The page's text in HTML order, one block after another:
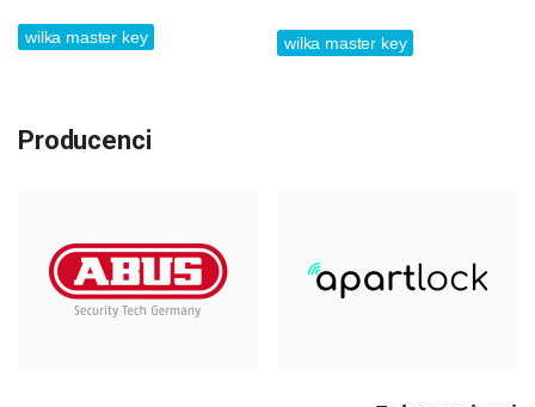
wilka master key wilka master key
Producenci